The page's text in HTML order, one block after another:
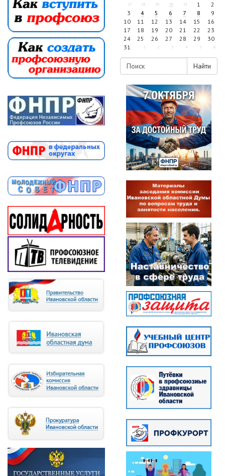
27 28 29 30 31 1
2
3
4 5 6 7 8
9
10
11 12 13 14 15
16
17
18 19 20 21 22
23
24
25 26 27 28 29
30
31
1 2 3 4 5 6
Найти